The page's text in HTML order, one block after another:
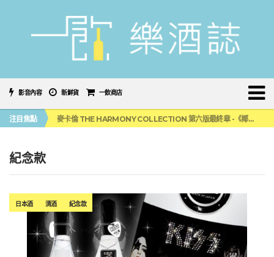
影音內容 新鮮貨 一飲商店
注目焦點
美國正式恢復蘇格蘭威士忌零關稅！烈酒產業再次迎來重磅利多
麥卡倫 THE HARMONY COLLECTION 第六版最終章 -《椰風煖韻》
角嗨尬炸物X爽快這一步，角瓶攜手頂呱呱 全新套餐限時登場
紀念款
日本酒 清酒 紀念款